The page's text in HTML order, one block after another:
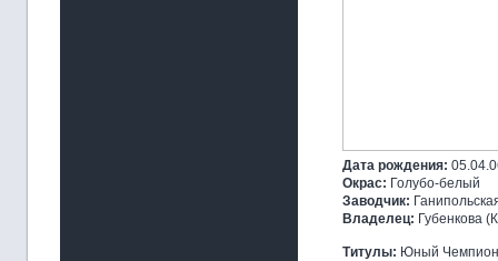
Дата рождения:
Окрас: Голубо-белый
Заводчик:
Владелец: Губенкова
Титулы: Юный Чемпион